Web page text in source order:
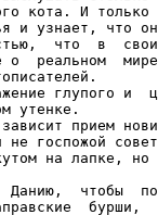
кота. И
и узнает, что
что  в
о  реальном
глупого и
утенке.
прием
не госпожой
на лапке,
Данию,  чтобы